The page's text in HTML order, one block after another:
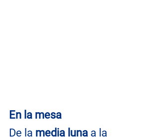
En la mesa
De la media luna a la